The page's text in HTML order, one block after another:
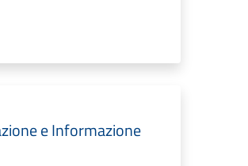
e Informazione